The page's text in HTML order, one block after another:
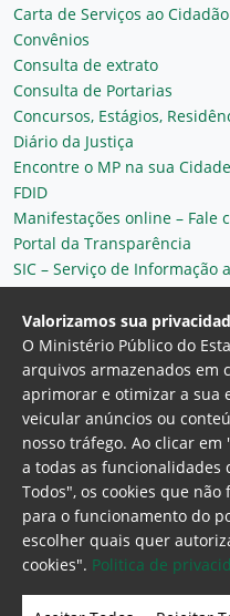
Carta de Serviços ao Cidadão
Convênios
Consulta de extrato
Consulta de Portarias
Concursos, Estágios,
Diário da Justiça
Encontre o MP na sua Cidade
FDID
Manifestações online – Fale
Portal da Transparência
SIC – Serviço de Informação
Plantão MP do Ceará
Secretaria Geral
60.822-
Valorizamos sua
O Ministério Público do
arquivos armazenados em
aprimorar e otimizar a sua
veicular anúncios ou
nosso tráfego. Ao clicar em
a todas as funcionalidades
Todos", os cookies que
para o funcionamento do
escolher quais quer
cookies". Politica de